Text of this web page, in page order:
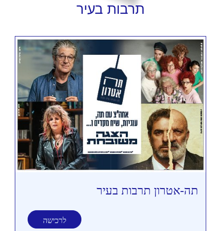
תרבות בעיר
תה-אטרון תרבות בעיר
לרכישה